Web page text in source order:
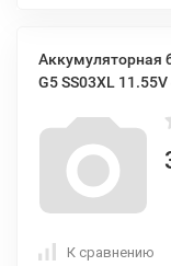
Аккумуляторная
G5 SS03XL
К сравнению